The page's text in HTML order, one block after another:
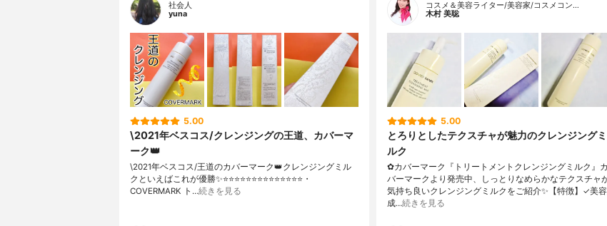
社会人
yuna
5.00
\2021年ベスコス/クレンジングの王道、カバーマ
ーク👑
\2021年ベスコス/王道のカバーマーク👑クレンジングミル
クといえばこれが優勝✨⭐️⭐️⭐️⭐️⭐️⭐️⭐️⭐️⭐️⭐️⭐️⭐️⭐️⭐️・
COVERMARK ト…続きを見る
コスメ＆美容ライター/美容家/コスメコン…
木村 美聡
5.00
とろりとしたテクスチャが魅力のクレンジングミ
ルク
✿カバーマーク『トリートメントクレンジングミルク』カ
バーマークより発売中、しっとりなめらかなテクスチャ
気持ち良いクレンジングミルクをご紹介✨【特徴】✓美
成…続きを見る